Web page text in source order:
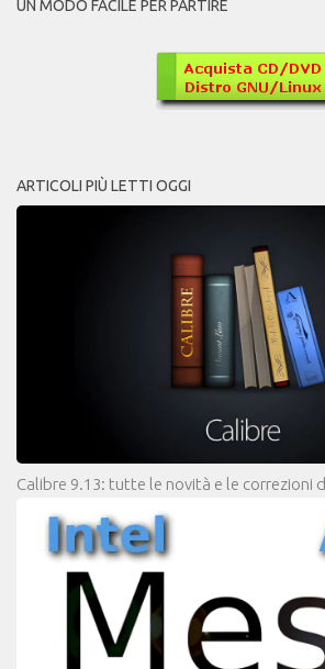
UN MODO FACILE PER PARTIRE
ARTICOLI PIÙ LETTI OGGI
Calibre 9.13: tutte le novità e le correzioni